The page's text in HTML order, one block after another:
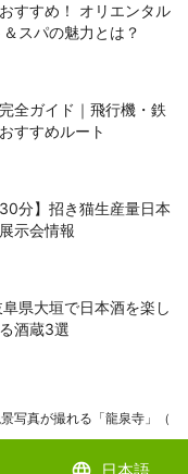
すすめ！ オリエンタル
スパの魅力とは？
全ガイド｜飛行機・鉄
すすめルート
分】招き猫生産量日本
示会情報
県大垣で日本酒を楽し
酒蔵3選
写真が撮れる「龍泉寺」（岡